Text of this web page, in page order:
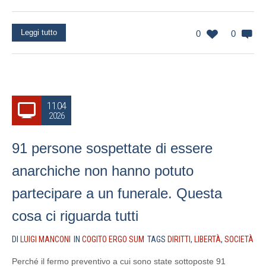
0 0
Leggi tutto
11.04
2026
91 persone sospettate di essere
anarchiche non hanno potuto
partecipare a un funerale. Questa
cosa ci riguarda tutti
DI LUIGI MANCONI IN COGITO ERGO SUM TAGS DIRITTI, LIBERTÀ, SOCIETÀ
Perché il fermo preventivo a cui sono state sottoposte 91